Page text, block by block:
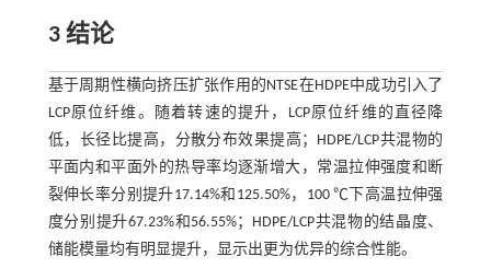
3 结论
基于周期性横向挤压扩张作用的NTSE在HDPE中成功引入了
LCP原位纤维。随着转速的提升，LCP原位纤维的直径降
低，长径比提高，分散分布效果提高；HDPE/LCP共混物的
平面内和平面外的热导率均逐渐增大，常温拉伸强度和断
裂伸长率分别提升17.14%和125.50%，100 ℃下高温拉伸强
度分别提升67.23%和56.55%；HDPE/LCP共混物的结晶度、
储能模量均有明显提升，显示出更为优异的综合性能。